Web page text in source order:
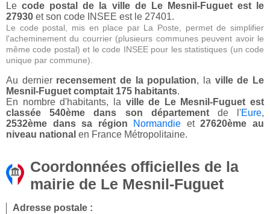
Lecode postal de la ville de Le Mesnil-Fuguet est le
27930 et son code INSEE est le 27401.
Le code postal, mis en place par La Poste, permet de simplifier
l'acheminement du courrier (plusieurs communes peuvent avoir le
même code postal) et le code INSEE pour les statistiques (un code
unique par commune).
Au dernier recensement de la population, la ville de Le
Mesnil-Fuguet comptait 175 habitants.
En nombre d'habitants, la ville de Le Mesnil-Fuguet est
classée 540ème dans son départementde l'Eure,
2532ème dans sa région
Normandie et27620ème au
niveau national en France Métropolitaine.
Coordonnées officielles de la
mairie de Le Mesnil-Fuguet
Adresse postale :